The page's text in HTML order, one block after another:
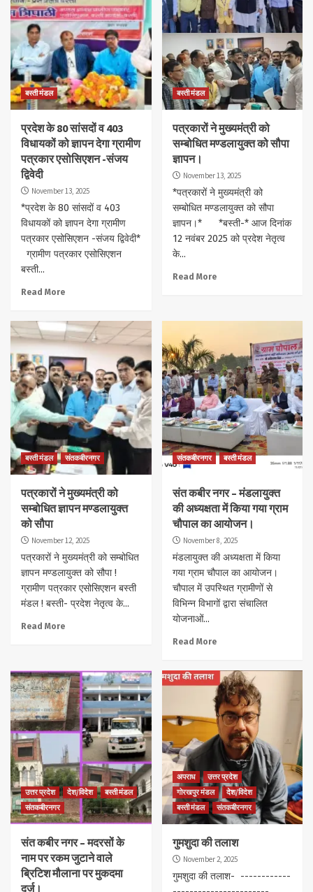
बस्ती मंडल
प्रदेश के 80 सांसदों व 403
विधायकों को ज्ञापन देगा ग्रामीण
पत्रकार एसोसिएशन -संजय
द्विवेदी
November 13, 2025
*प्रदेश के 80 सांसदों व 403
विधायकों को ज्ञापन देगा ग्रामीण
पत्रकार एसोसिएशन -संजय द्विवेदी*
ग्रामीण पत्रकार एसोसिएशन
बस्ती...
Read More
बस्ती मंडल
पत्रकारों ने मुख्यमंत्री को
सम्बोधित मण्डलायुक्त को सौपा
ज्ञापन।
November 13, 2025
*पत्रकारों ने मुख्यमंत्री को
सम्बोधित मण्डलायुक्त को सौपा
ज्ञापन।* *बस्ती-* आज दिनांक
12 नवंबर 2025 को प्रदेश नेतृत्व
के...
Read More
बस्ती मंडल संतकबीरनगर
पत्रकारों ने मुख्यमंत्री को
सम्बोधित ज्ञापन मण्डलायुक्त
को सौपा
November 12, 2025
पत्रकारों ने मुख्यमंत्री को सम्बोधित
ज्ञापन मण्डलायुक्त को सौपा !
ग्रामीण पत्रकार एसोसिएशन बस्ती
मंडल ! बस्ती- प्रदेश नेतृत्व के...
Read More
संतकबीरनगर बस्ती मंडल
संत कबीर नगर – मंडलायुक्त
की अध्यक्षता में किया गया ग्राम
चौपाल का आयोजन।
November 8, 2025
मंडलायुक्त की अध्यक्षता में किया
गया ग्राम चौपाल का आयोजन।
चौपाल में उपस्थित ग्रामीणों से
विभिन्न विभागों द्वारा संचालित
योजनाओं...
Read More
उत्तर प्रदेश देश/विदेश
बस्ती मंडल
संतकबीरनगर
संत कबीर नगर – मदरसों के
नाम पर रकम जुटाने वाले
ब्रिटिश मौलाना पर मुकदमा
दर्ज।
अपराध
उत्तर प्रदेश
गोरखपुर मंडल
देश/विदेश
बस्ती मंडल
संतकबीरनगर
गुमशुदा की तलाश
November 2, 2025
गुमशुदा की तलाश- ------------